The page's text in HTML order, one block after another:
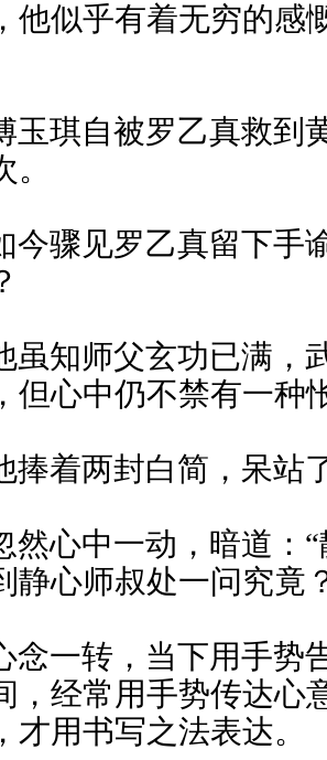
他似乎有着无穷的感
琪自被罗乙真救到
。
骤见罗乙真留下手
知师父玄功已满，
但心中仍不禁有一种
着两封白简，呆站
心中一动，暗道：
静心师叔处一问究竟
一转，当下用手势
，经常用手势传达心
才用书写之法表达。